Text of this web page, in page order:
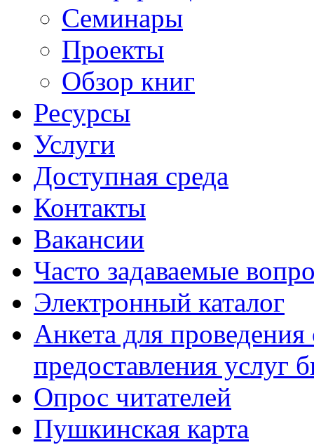
Семинары
Проекты
Обзор книг
Ресурсы
Услуги
Доступная среда
Контакты
Вакансии
Часто задаваемые
Электронный каталог
Анкета для проведения
предоставления услуг
Опрос читателей
Пушкинская карта